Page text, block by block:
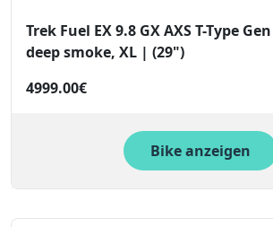
Trek Fuel EX 9.8 GX AXS T-Type
deep smoke, XL | (29")
4999.00€
Bike anzeigen